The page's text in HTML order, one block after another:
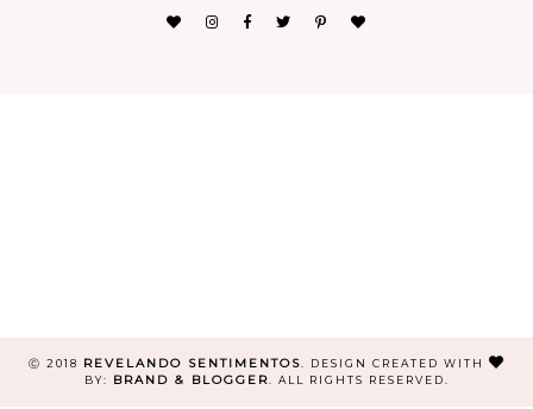
Ⓒ 2018 REVELANDO SENTIMENTOS.
DESIGN CREATED WITH
BY:
BRAND & BLOGGER. ALL RIGHTS RESERVED.